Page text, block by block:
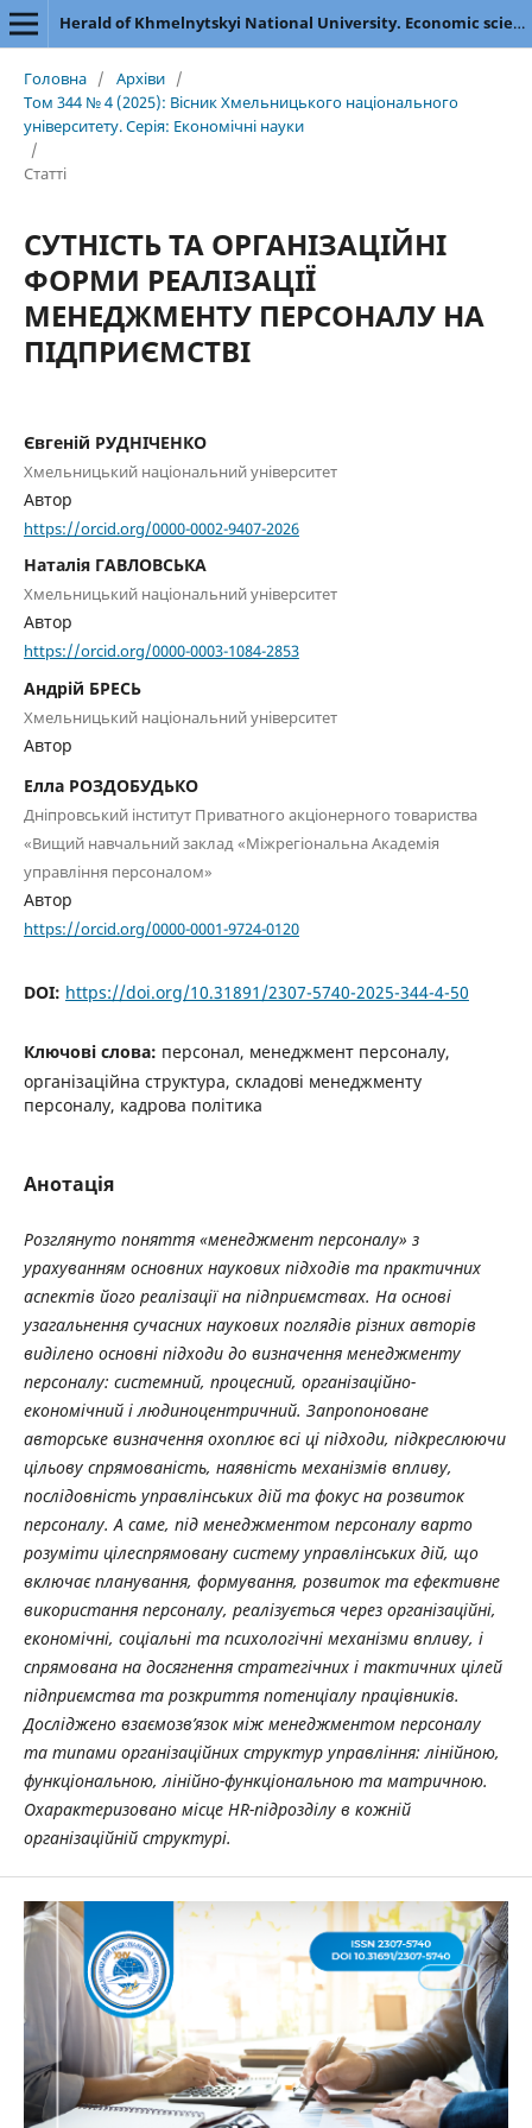
Herald of Khmelnytskyi National University. Economic sciences
Головна / Архіви /
Том 344 № 4 (2025): Вісник Хмельницького національного
університету. Серія: Економічні науки
/
Статті
СУТНІСТЬ ТА ОРГАНІЗАЦІЙНІ
ФОРМИ РЕАЛІЗАЦІЇ
МЕНЕДЖМЕНТУ ПЕРСОНАЛУ НА
ПІДПРИЄМСТВІ
Євгеній РУДНІЧЕНКО
Хмельницький національний університет
Автор
https://orcid.org/0000-0002-9407-2026
Наталія ГАВЛОВСЬКА
Хмельницький національний університет
Автор
https://orcid.org/0000-0003-1084-2853
Андрій БРЕСЬ
Хмельницький національний університет
Автор
Елла РОЗДОБУДЬКО
Дніпровський інститут Приватного акціонерного товариства
«Вищий навчальний заклад «Міжрегіональна Академія
управління персоналом»
Автор
https://orcid.org/0000-0001-9724-0120
DOI: https://doi.org/10.31891/2307-5740-2025-344-4-50
Ключові слова: персонал, менеджмент персоналу,
організаційна структура, складові менеджменту
персоналу, кадрова політика
Анотація
Розглянуто поняття «менеджмент персоналу» з
урахуванням основних наукових підходів та практичних
аспектів його реалізації на підприємствах. На основі
узагальнення сучасних наукових поглядів різних авторів
виділено основні підходи до визначення менеджменту
персоналу: системний, процесний, організаційно-
економічний і людиноцентричний. Запропоноване
авторське визначення охоплює всі ці підходи, підкреслюючи
цільову спрямованість, наявність механізмів впливу,
послідовність управлінських дій та фокус на розвиток
персоналу. А саме, під менеджментом персоналу варто
розуміти цілеспрямовану систему управлінських дій, що
включає планування, формування, розвиток та ефективне
використання персоналу, реалізується через організаційні,
економічні, соціальні та психологічні механізми впливу, і
спрямована на досягнення стратегічних і тактичних цілей
підприємства та розкриття потенціалу працівників.
Досліджено взаємозв’язок між менеджментом персоналу
та типами організаційних структур управління: лінійною,
функціональною, лінійно-функціональною та матричною.
Охарактеризовано місце HR-підрозділу в кожній
організаційній структурі.